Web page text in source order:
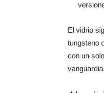
El vidrio
tungsteno
con un
vanguardia.